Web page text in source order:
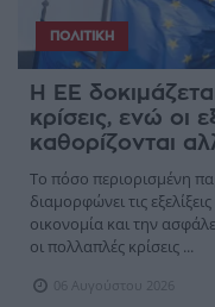
ΠΟΛΙΤΙΚΉ
Η ΕΕ
κρίσεις, ενώ οι
καθορίζονται
Το πόσο περιορισμένη
διαμορφώνει τις
οικονομία και την
οι πολλαπλές κρίσεις ...
06 Αυγούστου 2026